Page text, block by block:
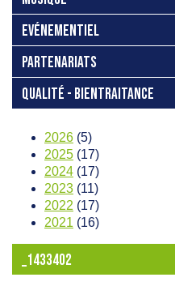
EVÉNEMENTIEL
PARTENARIATS
QUALITÉ - BIENTRAITANCE
2026 (5)
2025 (17)
2024 (17)
2023 (11)
2022 (17)
2021 (16)
_1433402